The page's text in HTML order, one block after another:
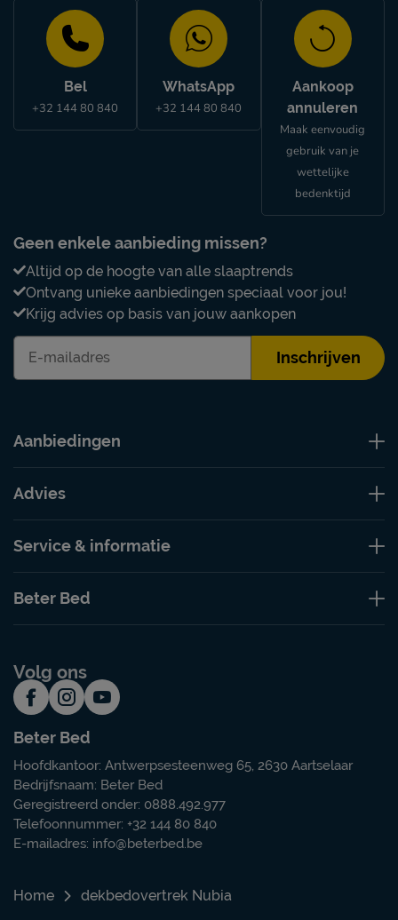
Bel
+32 144 80 840
WhatsApp
+32 144 80 840
Aankoop
annuleren
Maak eenvoudig
gebruik van je
wettelijke
bedenktijd
Geen enkele aanbieding missen?
Altijd op de hoogte van alle slaaptrends
Ontvang unieke aanbiedingen speciaal voor jou!
Krijg advies op basis van jouw aankopen
Inschrijven
Aanbiedingen
Advies
Service & informatie
Beter Bed
Volg ons
Beter Bed
Hoofdkantoor: Antwerpsesteenweg 65, 2630 Aartselaar
Bedrijfsnaam: Beter Bed
Geregistreerd onder: 0888.492.977
Telefoonnummer: +32 144 80 840
E-mailadres: info@beterbed.be
Home dekbedovertrek Nubia